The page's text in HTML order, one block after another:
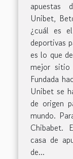
apuestas
Unibet,
¿cuál es
deportivas
es lo que
mejor sitio
Fundada
Unibet se
de origen
mundo.
Chibabet.
casa de
de...